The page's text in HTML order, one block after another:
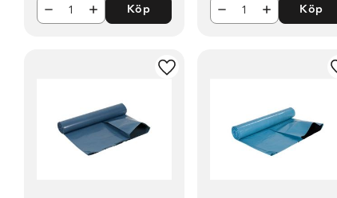
Köp Köp
Lägg till i favoriter